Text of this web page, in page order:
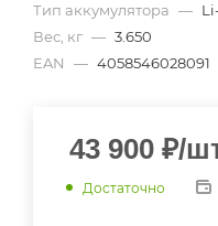
Тип аккумулятора —
Вес, кг — 3.650
EAN
— 4058546028091
43 900 ₽/
Достаточно